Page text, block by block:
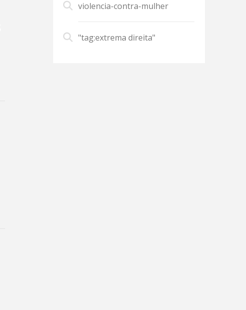
violencia-contra-mulher
"tag:extrema direita"